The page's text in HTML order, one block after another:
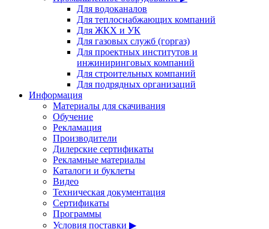
Для водоканалов
Для теплоснабжающих компаний
Для ЖКХ и УК
Для газовых служб (горгаз)
Для проектных институтов и
инжиниринговых компаний
Для строительных компаний
Для подрядных организаций
Информация
Материалы для скачивания
Обучение
Рекламация
Производители
Дилерские сертификаты
Рекламные материалы
Каталоги и буклеты
Видео
Техническая документация
Сертификаты
Программы
Условия поставки ▶